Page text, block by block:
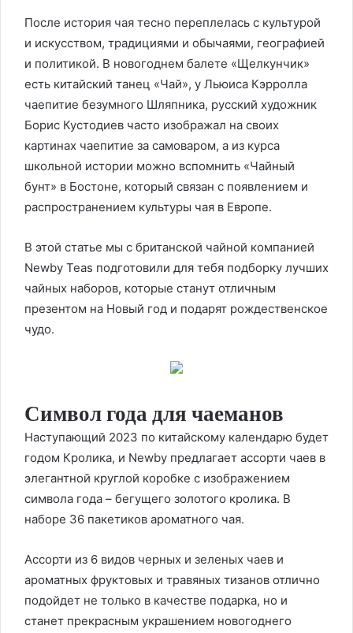
После история чая тесно переплелась с культурой
и искусством, традициями и обычаями, географией
и политикой. В новогоднем балете «Щелкунчик»
есть китайский танец «Чай», у Льюиса Кэрролла
чаепитие безумного Шляпника, русский художник
Борис Кустодиев часто изображал на своих
картинах чаепитие за самоваром, а из курса
школьной истории можно вспомнить «Чайный
бунт» в Бостоне, который связан с появлением и
распространением культуры чая в Европе.
В этой статье мы с британской чайной компанией
Newby Teas подготовили для тебя подборку лучших
чайных наборов, которые станут отличным
презентом на Новый год и подарят рождественское
чудо.
Символ года для чаеманов
Наступающий 2023 по китайскому календарю будет
годом Кролика, и Newby предлагает ассорти чаев в
элегантной круглой коробке с изображением
символа года – бегущего золотого кролика. В
наборе 36 пакетиков ароматного чая.
Ассорти из 6 видов черных и зеленых чаев и
ароматных фруктовых и травяных тизанов отлично
подойдет не только в качестве подарка, но и
станет прекрасным украшением новогоднего